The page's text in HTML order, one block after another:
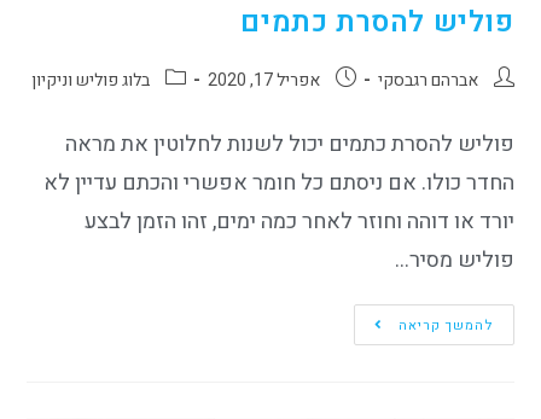
פוליש להסרת כתמים
אברהם רגבסקי אפריל 17, 2020 בלוג פוליש וניקיון
פוליש להסרת כתמים יכול לשנות לחלוטין את מראה
החדר כולו. אם ניסתם כל חומר אפשרי והכתם עדיין לא
יורד או דוהה וחוזר לאחר כמה ימים, זהו הזמן לבצע
פוליש מסיר…
להמשך קריאה